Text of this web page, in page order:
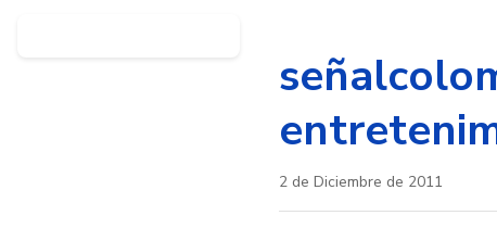
2 de Diciembre de 2011